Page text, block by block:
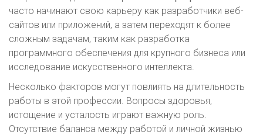
часто начинают свою карьеру как разработчики веб-
сайтов или приложений, а затем переходят к более
сложным задачам, таким как разработка
программного обеспечения для крупного бизнеса или
исследование искусственного интеллекта.
Несколько факторов могут повлиять на длительность
работы в этой профессии. Вопросы здоровья,
истощение и усталость играют важную роль.
Отсутствие баланса между работой и личной жизнью